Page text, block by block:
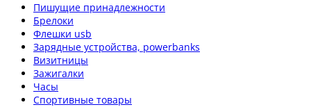
Пишущие принадлежности
Брелоки
Флешки usb
Зарядные устройства, powerbanks
Визитницы
Зажигалки
Часы
Спортивные товары